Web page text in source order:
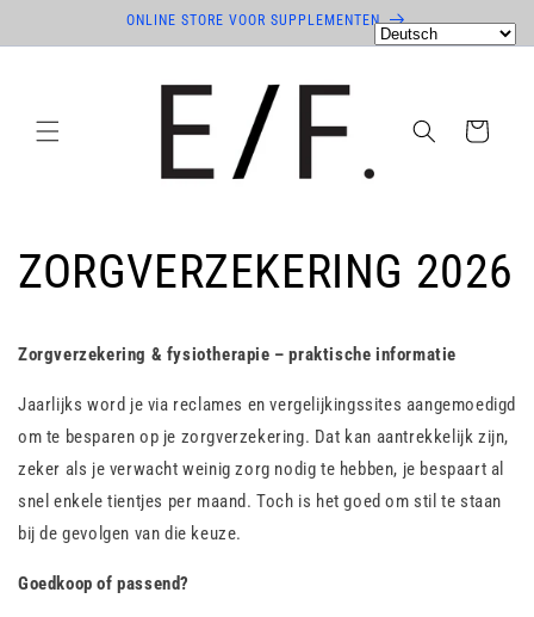
Inhalt
ONLINE STORE VOOR SUPPLEMENTEN
Warenkorb
ZORGVERZEKERING 2026
Zorgverzekering & fysiotherapie – praktische informatie
Jaarlijks word je via reclames en vergelijkingssites aangemoedigd
om te besparen op je zorgverzekering. Dat kan aantrekkelijk zijn,
zeker als je verwacht weinig zorg nodig te hebben, je bespaart al
snel enkele tientjes per maand. Toch is het goed om stil te staan
bij de gevolgen van die keuze.
Goedkoop of passend?